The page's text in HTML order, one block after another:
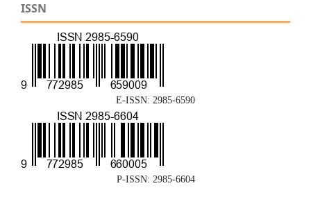
ISSN
E-ISSN: 2985-6590
P-ISSN: 2985-6604